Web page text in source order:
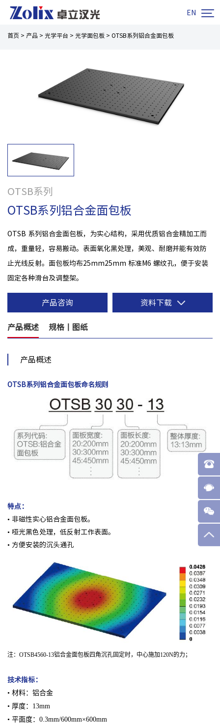
EN 
首页 > 产品 > 光学平台 > 光学面包板 > OTSB系列铝合金面包板
OTSB系列
OTSB系列铝合金面包板
OTSB 系列铝合金面包板，为实心结构，采用优质铝合金精加工而
成，重量轻，容易搬动。表面氧化黑处理，美观、耐磨并能有效防
止光线反射。面包板均布25mm25mm 标准M6 螺纹孔，便于安装
固定各种滑台及调整架。
产品咨询 资料下载
产品概述 规格丨图纸
产品概述
OTSB系列铝合金面包板命名规则
特点：
• 非磁性实心铝合金面包板。
• 哑光黑色处理，低反射工作表面。
• 方便安装的沉头通孔
注：OTSB4560-13铝合金面包板四角沉孔固定时，中心施加120N的力；
技术指标：
• 材料：铝合金
• 厚度：13mm
• 平面度：0.3mm/600mm×600mm